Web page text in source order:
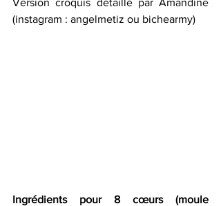
(instagram : angelmetiz ou bichearmy)
Ingrédients pour 8 cœurs (moule